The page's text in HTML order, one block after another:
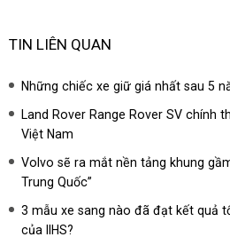
TIN LIÊN QUAN
Những chiếc xe giữ giá nhất sau 5
Land Rover Range Rover SV chính
Việt Nam
Volvo sẽ ra mắt nền tảng khung
Trung Quốc”
3 mẫu xe sang nào đã đạt kết quả
của IIHS?